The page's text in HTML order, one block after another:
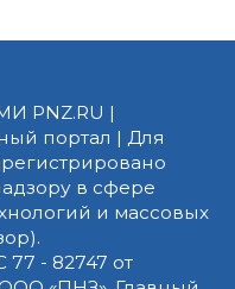
PNZ.RU |
портал | Для
в сфере
и массовых
- 82747 от